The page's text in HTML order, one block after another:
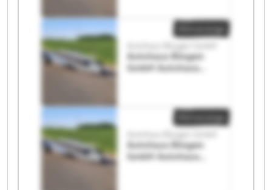
Autohaus Büsgen
GmbH Autohaus
Autohaus Büsgen
GmbH Autohaus